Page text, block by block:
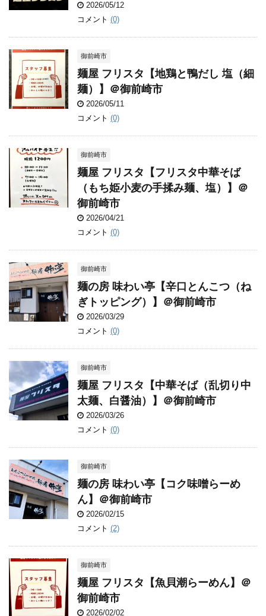
2026/05/12
コメント (0)
御前崎市
麺屋 フリスタ【地鶏と鴨だし 塩（細
麺）】＠御前崎市
2026/05/11
コメント (0)
御前崎市
麺屋 フリスタ【フリスタ中華そば
（もち姫小麦の手揉み麺、塩）】＠
御前崎市
2026/04/21
コメント (0)
御前崎市
麺の房 味わい亭【辛口とんこつ（ね
ぎトッピング）】＠御前崎市
2026/03/29
コメント (0)
御前崎市
麺屋 フリスタ【中華そば（乱切り中
太麺、白醤油）】＠御前崎市
2026/03/26
コメント (0)
御前崎市
麺の房 味わい亭【コク味噌らーめ
ん】＠御前崎市
2026/02/15
コメント (2)
御前崎市
麺屋 フリスタ【魚貝潮らーめん】＠
御前崎市
2026/02/02